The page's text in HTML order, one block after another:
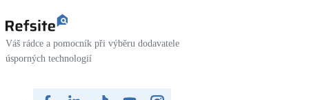
Váš rádce a pomocník při výběru dodavatele
úsporných technologií